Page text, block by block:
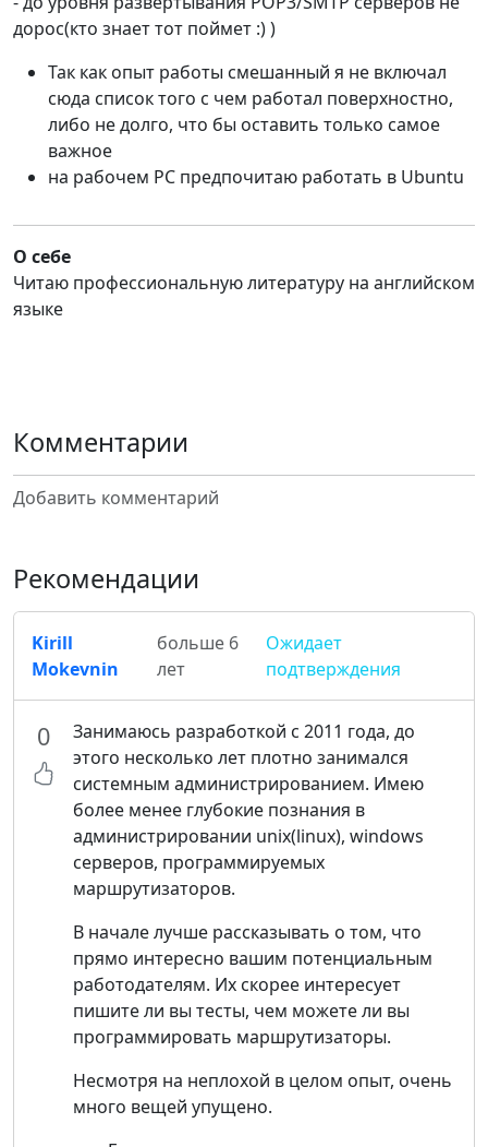
дорос(кто знает тот поймет :) )
Так как опыт работы смешанный я не включал
сюда список того с чем работал поверхностно,
либо не долго, что бы оставить только самое
важное
на рабочем PC предпочитаю работать в Ubuntu
О себе
Читаю профессиональную литературу на английском
языке
Комментарии
Добавить комментарий
Рекомендации
Kirill
Mokevnin
больше 6
лет
Ожидает
подтверждения
0
Занимаюсь разработкой с 2011 года, до
этого несколько лет плотно занимался
системным администрированием. Имею
более менее глубокие познания в
администрировании unix(linux), windows
серверов, программируемых
маршрутизаторов.
В начале лучше рассказывать о том, что
прямо интересно вашим потенциальным
работодателям. Их скорее интересует
пишите ли вы тесты, чем можете ли вы
программировать маршрутизаторы.
Несмотря на неплохой в целом опыт, очень
много вещей упущено.